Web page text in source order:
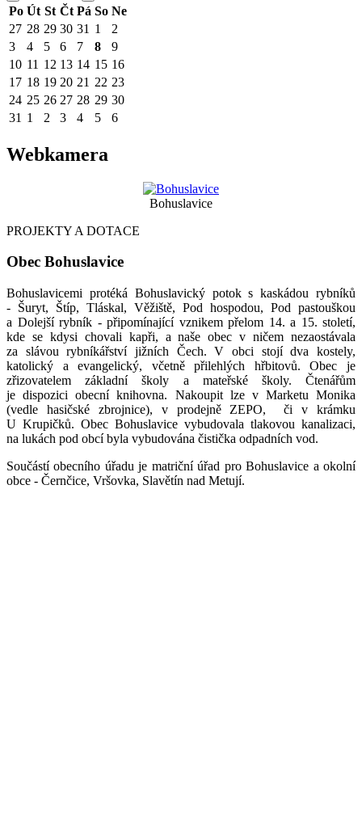
Po Út St Čt Pá So Ne
27 28 29 30 31 1
2
3
4 5 6 7 8
9
10 11 12 13 14 15 16
17 18 19 20 21 22 23
24 25 26 27 28 29 30
31 1 2 3 4 5 6
Webkamera
Bohuslavice
PROJEKTY A DOTACE
Obec Bohuslavice
Bohuslavicemi protéká Bohuslavický potok s kaskádou rybníků
- Šuryt, Štíp, Tláskal, Věžiště, Pod hospodou, Pod pastouškou
a Dolejší rybník - připomínající vznikem přelom 14. a 15. století,
kde se kdysi chovali kapři, a naše obec v ničem nezaostávala
za slávou rybníkářství jižních Čech. V obci stojí dva kostely,
katolický a evangelický, včetně přilehlých hřbitovů. Obec je
zřizovatelem základní školy a mateřské školy. Čtenářům
je dispozici obecní knihovna. Nakoupit lze v Marketu Monika
(vedle hasičské zbrojnice), v prodejně ZEPO, či v krámku
U Krupičků. Obec Bohuslavice vybudovala tlakovou kanalizaci,
na lukách pod obcí byla vybudována čistička odpadních vod.
Součástí obecního úřadu je matriční úřad pro Bohuslavice a okolní
obce - Černčice, Vršovka, Slavětín nad Metují.